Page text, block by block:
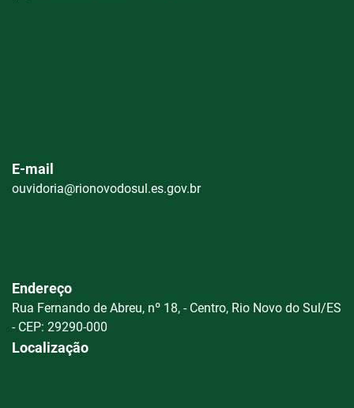
E-mail
ouvidoria@rionovodosul.es.gov.br
Endereço
Rua Fernando de Abreu, nº 18, - Centro, Rio Novo do Sul/ES
- CEP: 29290-000
Localização